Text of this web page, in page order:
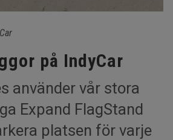
på IndyCar
använder vår stora
Expand FlagStand
platsen för varje